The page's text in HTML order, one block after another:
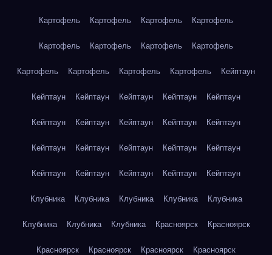
Картофель Картофель Картофель Картофель
Картофель Картофель Картофель Картофель
Картофель Картофель Картофель Картофель Кейптаун
Кейптаун Кейптаун Кейптаун Кейптаун Кейптаун
Кейптаун Кейптаун Кейптаун Кейптаун Кейптаун
Кейптаун Кейптаун Кейптаун Кейптаун Кейптаун
Кейптаун Кейптаун Кейптаун Кейптаун Кейптаун
Клубника Клубника Клубника Клубника Клубника
Клубника Клубника Клубника Красноярск Красноярск
Красноярск Красноярск Красноярск Красноярск